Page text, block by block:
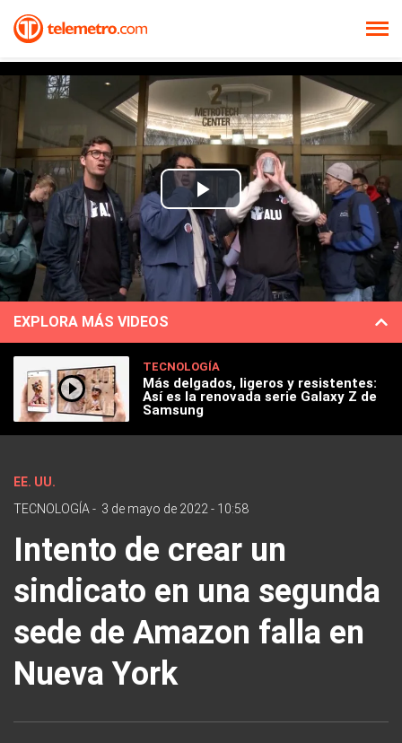
Play
Video
EXPLORA MÁS VIDEOS
TECNOLOGÍA
Más delgados, ligeros y resistentes:
Así es la renovada serie Galaxy Z de
Samsung
EE. UU.
TECNOLOGÍA - 3 de mayo de 2022 - 10:58
Intento de crear un
sindicato en una segunda
sede de Amazon falla en
Nueva York